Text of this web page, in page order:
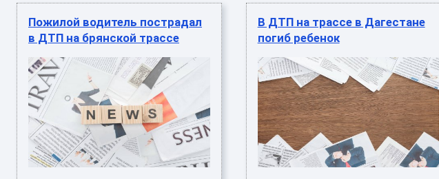
Пожилой водитель пострадал
в ДТП на брянской трассе
В ДТП на трассе в Дагестане
погиб ребенок